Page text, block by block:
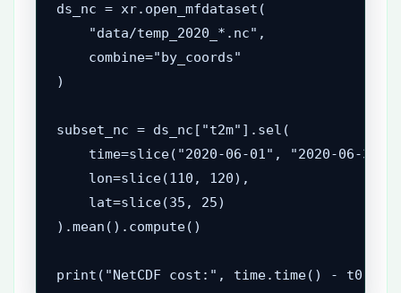
ds_nc = xr.open_mfdataset(
    "data/temp_2020_*.nc",
    combine="by_coords"
)
subset_nc = ds_nc["t2m"].sel(
time=slice("2020-06-01", "2020-06-
    lon=slice(110, 120),
    lat=slice(35, 25)
).mean().compute()
print("NetCDF cost:", time.time() - t0)